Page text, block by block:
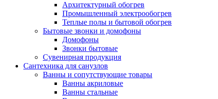
Архитектурный обогрев
Промышленный электрообогрев
Теплые полы и бытовой обогрев
Бытовые звонки и домофоны
Домофоны
Звонки бытовые
Сувенирная продукция
Сантехника для санузлов
Ванны и сопутствующие товары
Ванны акриловые
Ванны стальные